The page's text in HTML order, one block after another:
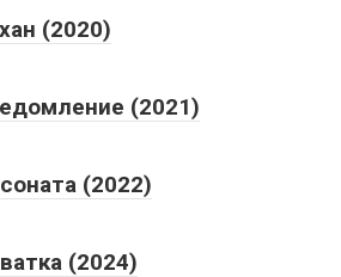
(2020)
(2021)
(2022)
(2024)